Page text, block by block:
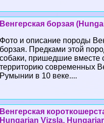
Венгерская борзая
Фото и описание породы
борзая. Предками этой
собаки, пришедшие вместе
территорию современных
Румынии в 10 веке....
Венгерская
Hungarian Vizsla,